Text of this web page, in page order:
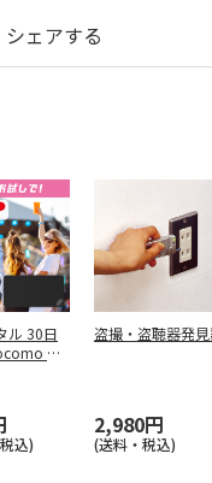
シェアする
ル 30日
月
込)
盗撮・盗聴器発
2,980円
(送料・税込)